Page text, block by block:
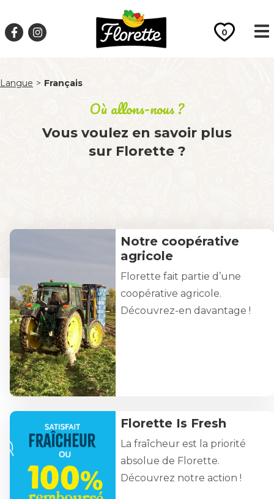
0
Langue > Français
Où allons-nous ?
Vous voulez en savoir plus
sur Florette ?
Notre coopérative
agricole
Florette fait partie d’une
coopérative agricole.
Découvrez-en davantage !
Florette Is Fresh
La fraîcheur est la priorité
absolue de Florette.
Découvrez notre action !